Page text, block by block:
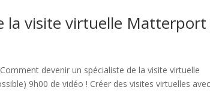
la visite virtuelle Matterport
devenir un spécialiste de la visite virtuelle
9h00 de vidéo ! Créer des visites virtuelles